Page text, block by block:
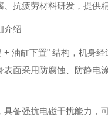
抗疲劳材料研发，提供
介绍
+ 油缸下置" 结构，机身
面采用防腐蚀、防静电
备强抗电磁干扰能力，